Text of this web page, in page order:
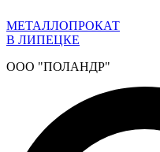
МЕТАЛЛОПРОКАТ
В ЛИПЕЦКЕ
ООО "ПОЛАНДР"